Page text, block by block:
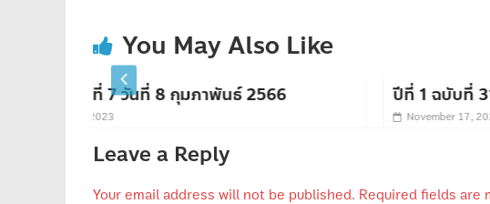
You May Also Like
ปีที่ 1 ฉบับที่ 31 วันที่ 17 พฤศจิกายน 2565
Leave a Reply
Your email address will not be published. Required fields are